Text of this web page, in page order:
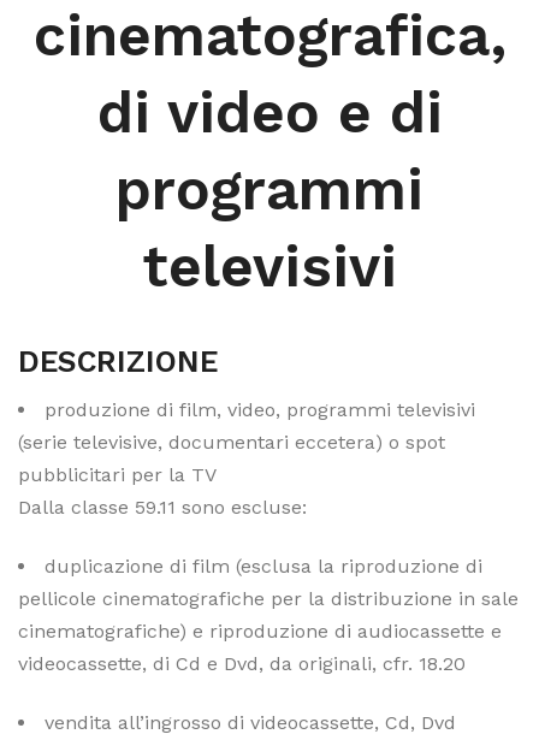
cinematografica,
di video e di
programmi
televisivi
DESCRIZIONE
produzione di film, video, programmi televisivi
(serie televisive, documentari eccetera) o spot
pubblicitari per la TV
Dalla classe 59.11 sono escluse:
duplicazione di film (esclusa la riproduzione di
pellicole cinematografiche per la distribuzione in sale
cinematografiche) e riproduzione di audiocassette e
videocassette, di Cd e Dvd, da originali, cfr. 18.20
vendita all’ingrosso di videocassette, Cd, Dvd